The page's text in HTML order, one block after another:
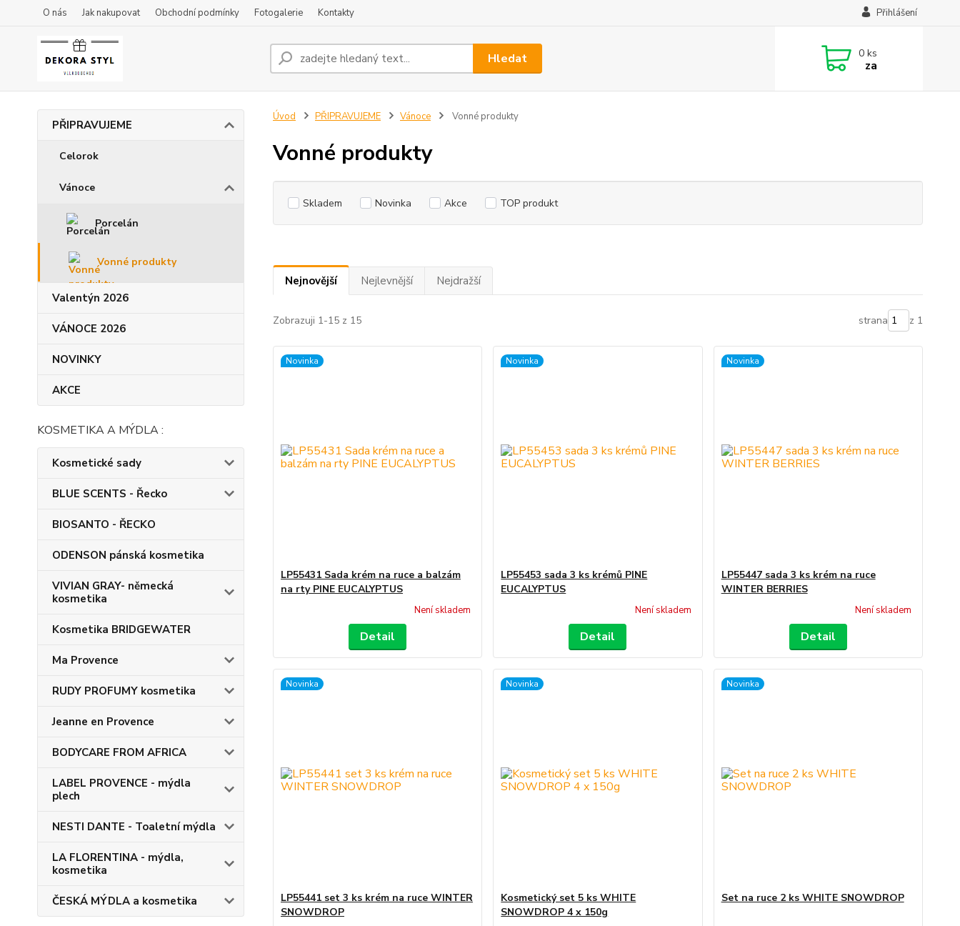
O nás Jak nakupovat Obchodní podmínky Fotogalerie Kontakty Přihlášení
Hledat 0 ks
za
PŘIPRAVUJEME
Celorok
Vánoce
Porcelán
Vonné produkty
Valentýn 2026
VÁNOCE 2026
NOVINKY
AKCE
KOSMETIKA A MÝDLA :
Kosmetické sady
BLUE SCENTS - Řecko
BIOSANTO - ŘECKO
ODENSON pánská kosmetika
VIVIAN GRAY- německá
kosmetika
Kosmetika BRIDGEWATER
Ma Provence
RUDY PROFUMY kosmetika
Jeanne en Provence
BODYCARE FROM AFRICA
LABEL PROVENCE - mýdla
plech
NESTI DANTE - Toaletní mýdla
LA FLORENTINA - mýdla,
kosmetika
ČESKÁ MÝDLA a kosmetika
Úvod PŘIPRAVUJEME Vánoce Vonné produkty
Vonné produkty
Skladem Novinka Akce TOP produkt
Nejnovější Nejlevnější Nejdražší
Zobrazuji 1-15 z 15 strana z 1
Novinka
LP55431 Sada krém na ruce a balzám
na rty PINE EUCALYPTUS
Není skladem
Detail
Novinka
LP55453 sada 3 ks krémů PINE
EUCALYPTUS
Není skladem
Detail
Novinka
LP55447 sada 3 ks krém na ruce
WINTER BERRIES
Není skladem
Detail
Novinka
LP55441 set 3 ks krém na ruce WINTER
SNOWDROP
Novinka
Kosmetický set 5 ks WHITE
SNOWDROP 4 x 150g
Novinka
Set na ruce 2 ks WHITE SNOWDROP